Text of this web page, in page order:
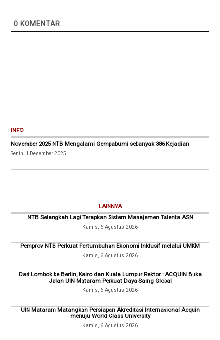
0 KOMENTAR
INFO
November 2025 NTB Mengalami Gempabumi sebanyak 386 Kejadian
Senin, 1 Desember 2025
LAINNYA
NTB Selangkah Lagi Terapkan Sistem Manajemen Talenta ASN
Kamis, 6 Agustus 2026
Pemprov NTB Perkuat Pertumbuhan Ekonomi Inklusif melalui UMKM
Kamis, 6 Agustus 2026
Dari Lombok ke Berlin, Kairo dan Kuala Lumpur Rektor : ACQUIN Buka
Jalan UIN Mataram Perkuat Daya Saing Global
Kamis, 6 Agustus 2026
UIN Mataram Matangkan Persiapan Akreditasi Internasional Acquin
menuju World Class University
Kamis, 6 Agustus 2026